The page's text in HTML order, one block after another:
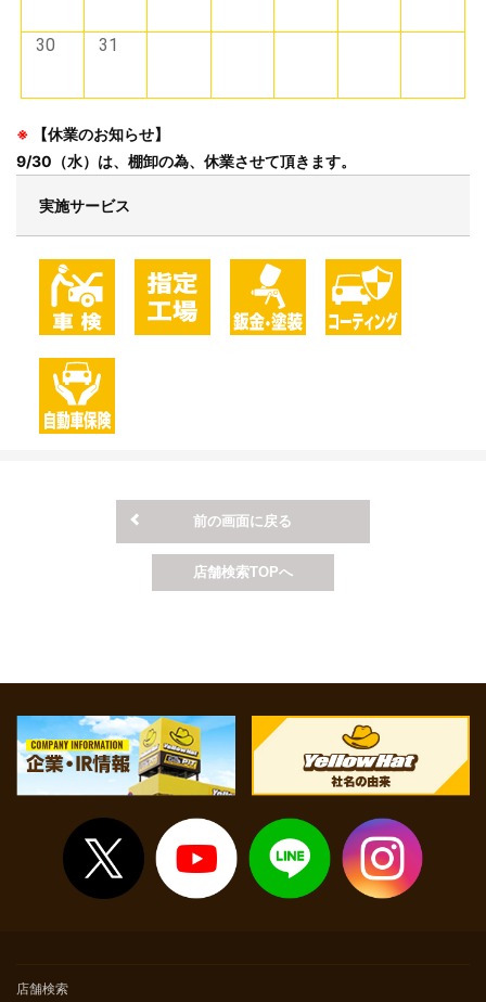
30 31
※ 【休業のお知らせ】
9/30（水）は、棚卸の為、休業させて頂きます。
実施サービス
前の画面に戻る
店舗検索TOPへ
店舗検索